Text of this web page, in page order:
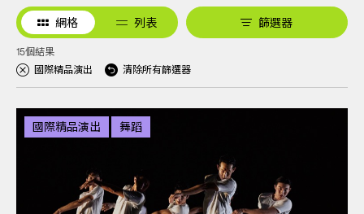
網格 列表 篩選器
15個結果
國際精品演出
清除所有篩選器
國際精品演出 舞蹈